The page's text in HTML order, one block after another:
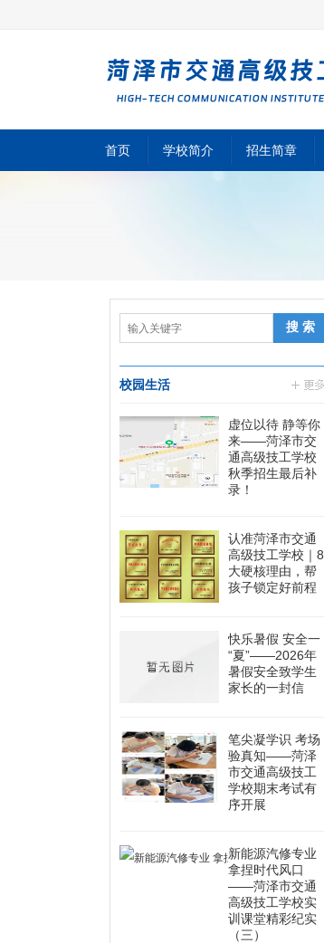
首页 学校简介 招生简章
校园生活
虚位以待 静等你
来——菏泽市交
通高级技工学校
秋季招生最后补
录！
认准菏泽市交通
高级技工学校｜8
大硬核理由，帮
孩子锁定好前程
快乐暑假 安全一
“夏”——2026年
暑假安全致学生
家长的一封信
笔尖凝学识 考场
验真知——菏泽
市交通高级技工
学校期末考试有
序开展
新能源汽修专业
拿捏时代风口
——菏泽市交通
高级技工学校实
训课堂精彩纪实
（三）